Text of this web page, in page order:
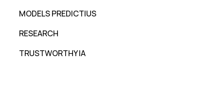
MODELS PREDICTIUS
RESEARCH
TRUSTWORTHY IA